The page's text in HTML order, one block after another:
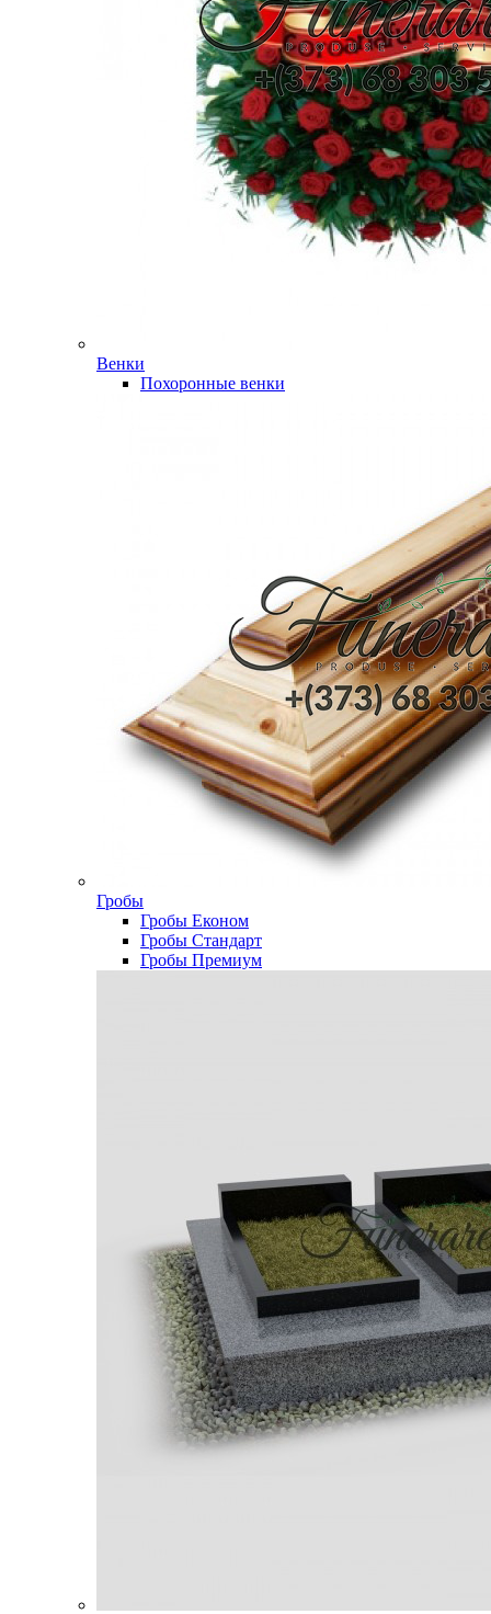
Венки
Похоронные венки
Гробы
Гробы Економ
Гробы Стандарт
Гробы Премиум